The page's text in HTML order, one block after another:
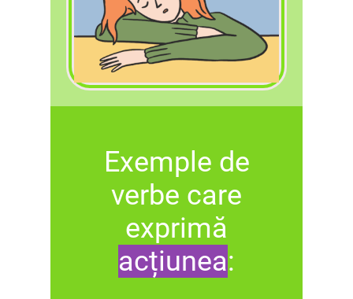
Exemple de
verbe care
exprimă
acțiunea: